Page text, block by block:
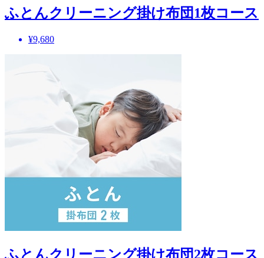
ふとんクリーニング掛け布団1枚コース
¥9,680
ふとんクリーニング掛け布団2枚コース